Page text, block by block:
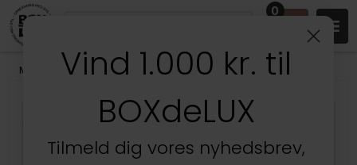
0
Mærker Shupatto indkøbsnet
Vind 1.000 kr. til
BOXdeLUX
Tilmeld dig vores nyhedsbrev,